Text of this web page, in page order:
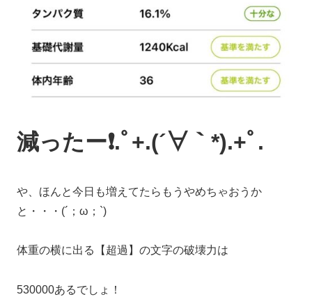
減ったー❗️.ﾟ+.(´∀｀*).+ﾟ.
や、ほんと今日も増えてたらもうやめちゃおうか
と・・・(´；ω；`)
体重の横に出る【超過】の文字の破壊力は
530000あるでしょ！